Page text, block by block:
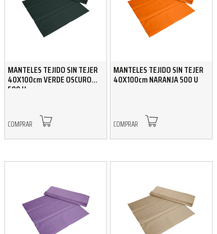
MANTELES TEJIDO SIN TEJER
40X100cm VERDE OSCURO
500 U
COMPRAR
MANTELES TEJIDO SIN TEJER
40X100cm NARANJA 500 U
COMPRAR